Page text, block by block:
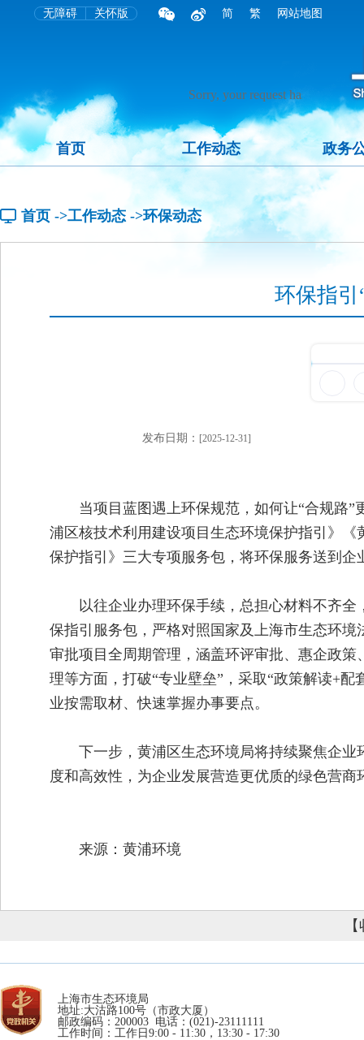
无障碍 关怀版 简 繁 网站地图
首页 工作动态 政务
首页 ->工作动态 ->环保动态
环保指引
发布日期： [2025-12-31]
当项目蓝图遇上环保规范，如何让“合规路
浦区核技术利用建设项目生态环境保护指引》
保护指引》三大专项服务包，将环保服务送到
以往企业办理环保手续，总担心材料不齐
保指引服务包，严格对照国家及上海市生态环
审批项目全周期管理，涵盖环评审批、惠企政
理等方面，打破“专业壁垒”，采取“政策解读+
业按需取材、快速掌握办事要点。
下一步，黄浦区生态环境局将持续聚焦企
度和高效性，为企业发展营造更优质的绿色营商
来源：黄浦环境
上海市生态环境局
地址:大沽路100号（市政大厦）
邮政编码：200003 电话：(021)-23111111
工作时间：工作日9:00 - 11:30，13:30 - 17:30